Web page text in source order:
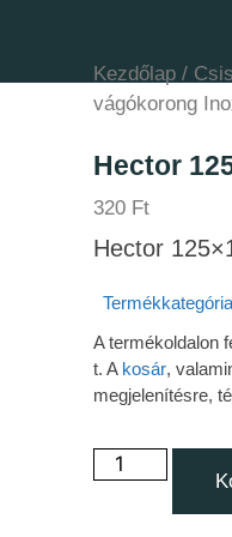
Kezdőlap /
vágókorong
Hector
320 Ft
Hector
Termékkategória
A termékoldalon
t. A kosár,
megjelenítésre,